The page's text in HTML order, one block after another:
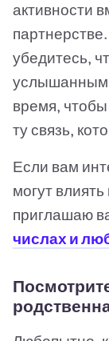
активности
убедитесь,
время, чтобы
ту связь,
Если вам
могут
приглашаю
числах и